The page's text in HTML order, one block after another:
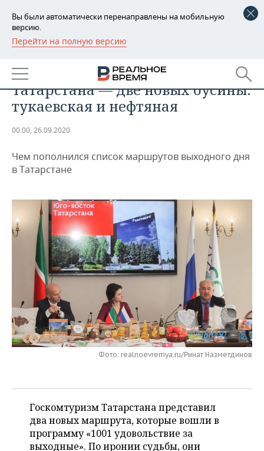
Вы были автоматически перенаправлены на мобильную
версию.
Перейти на полную версию
РЕГИОНЫ
БАШКОРТОСТАН
ТАТАРСТАН
НОВОСТИ
АНАЛИТИКА
ДЕКЛАРАЦИИ О ДОХОДАХ
КОРОЛИ ГОСЗАКАЗА ПФО
ВУЗЫ ТАТАРСТАНА
КОМУ ПРИНАДЛЕЖАТ
ТОРГОВЫЕ ЦЕНТРЫ
ТАТАРСТАНА
НОВОСТИ ЭКОНОМИКИ
ФИНАНСЫ
БАНКИ
БЮДЖЕТ
ИНВЕСТИЦИИ
ПРОМЫШЛЕННОСТЬ
НОВОСТИ
АГРОПРОМ
МАШИНОСТРОЕНИЕ
НЕФТЕХИМИЯ
НЕФТЬ
ОПК
ЭНЕРГЕТИКА
НЕДВИЖИМОСТЬ
НОВОСТИ НЕДВИЖИМОСТИ
НОВОСТИ АВТО
БИЗНЕС
НОВОСТИ БИЗНЕСА
РОЗНИЧНАЯ ТОРГОВЛЯ
ТРАНСПОРТ
УСЛУГИ
ТЕХНОЛОГИИ
НОВОСТИ ТЕХНОЛОГИЙ
IT
МЕДИА
МЕРОПРИЯТИЯ
НОВОСТИ МЕРОПРИЯТИЙ
ВЫЕЗДНАЯ РЕДАКЦИЯ
ОТКРЫТАЯ ЛЕКЦИЯ
СПОРТ
НОВОСТИ СПОРТА
БАСКЕТБОЛ
ОБЩЕСТВО
ИНФРАСТРУКТУРА
СПРАВОЧНИК
В шкатулке удовольствий
Татарстана — две новых бусины:
тукаевская и нефтяная
00:00, 26.09.2020
Чем пополнился список маршрутов выходного дня
в Татарстане
Фото: realnoevremya.ru/Ринат Назметдинов
Госкомтуризм Татарстана представил
два новых маршрута, которые вошли в
программу «1001 удовольствие за
выходные». По иронии судьбы, они